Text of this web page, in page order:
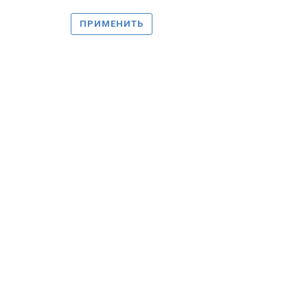
ПРИМЕНИТЬ